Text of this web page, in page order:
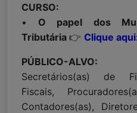
CURSO:
• O papel dos
Tributária 👉 Clique
PÚBLICO-ALVO:
Secretários(as) de
Fiscais,
Contadores(as),